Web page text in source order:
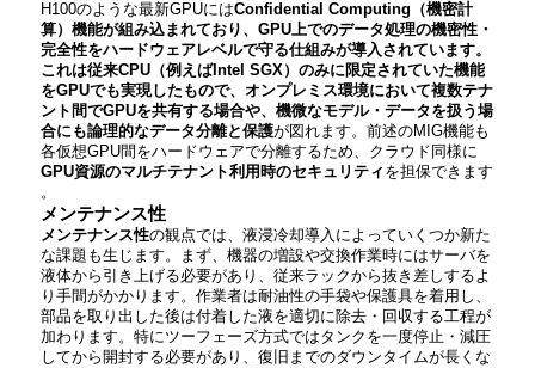
H100のような最新GPUにはConfidential Computing（機密計
算）機能が組み込まれており、GPU上でのデータ処理の機密性・
完全性をハードウェアレベルで守る仕組みが導入されています​。
これは従来CPU（例えばIntel SGX）のみに限定されていた機能
をGPUでも実現したもので、オンプレミス環境において複数テナ
ント間でGPUを共有する場合や、機微なモデル・データを扱う場
合にも論理的なデータ分離と保護が図れます。前述のMIG機能も
各仮想GPU間をハードウェアで分離するため、クラウド同様に
GPU資源のマルチテナント利用時のセキュリティ を担保できます​
。
メンテナンス性
メンテナンス性の観点では、液浸冷却導入によっていくつか新た
な課題も生じます。まず、機器の増設や交換作業時にはサーバを
液体から引き上げる必要があり、従来ラックから抜き差しするよ
り手間がかかります。作業者は耐油性の手袋や保護具を着用し、
部品を取り出した後は付着した液を適切に除去・回収する工程が
加わります。特にツーフェーズ方式ではタンクを一度停止・減圧
してから開封する必要があり、復旧までのダウンタイムが長くな